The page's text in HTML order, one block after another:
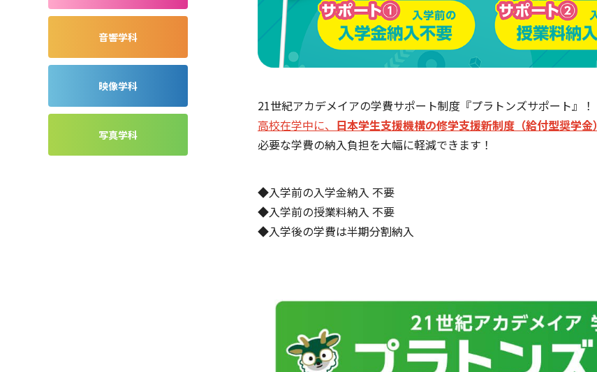
21世紀アカデメイアの学費サポート制度『プラトンズサポート』！
高校在学中に、 日本学生支援機構の修学支援新制度（給付型奨学金）
必要な学費の納入負担を大幅に軽減できます！
◆入学前の入学金納入 不要
◆入学前の授業料納入 不要
◆入学後の学費は半期分割納入
音響学科
映像学科
写真学科